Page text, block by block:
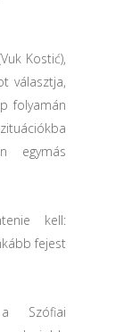
Kostić),
választja,
folyamán
egymás
kell:
fejest
Szófiai